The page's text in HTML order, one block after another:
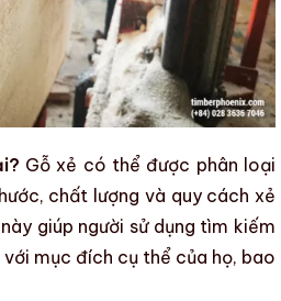
Gỗ xẻ có thể được phân loại
chất lượng và quy cách xẻ
giúp người sử dụng tìm kiếm
với mục đích cụ thể của họ, bao